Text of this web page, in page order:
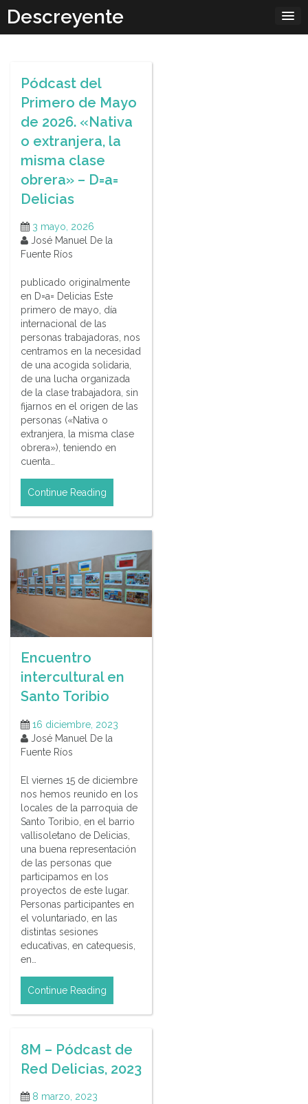
content
Descreyente
Pódcast del
Primero de Mayo
de 2026. «Nativa
o extranjera, la
misma clase
obrera» – D=a=
Delicias
3 mayo, 2026
José Manuel De la
Fuente Ríos
publicado originalmente
en D=a= Delicias Este
primero de mayo, día
internacional de las
personas trabajadoras, nos
centramos en la necesidad
de una acogida solidaria,
de una lucha organizada
de la clase trabajadora, sin
fijarnos en el origen de las
personas («Nativa o
extranjera, la misma clase
obrera»), teniendo en
cuenta…
Continue Reading
Encuentro
intercultural en
Santo Toribio
16 diciembre, 2023
José Manuel De la
Fuente Ríos
El viernes 15 de diciembre
nos hemos reunido en los
locales de la parroquia de
Santo Toribio, en el barrio
vallisoletano de Delicias,
una buena representación
de las personas que
participamos en los
proyectos de este lugar.
Personas participantes en
el voluntariado, en las
distintas sesiones
educativas, en catequesis,
en…
Continue Reading
8M – Pódcast de
Red Delicias, 2023
8 marzo, 2023